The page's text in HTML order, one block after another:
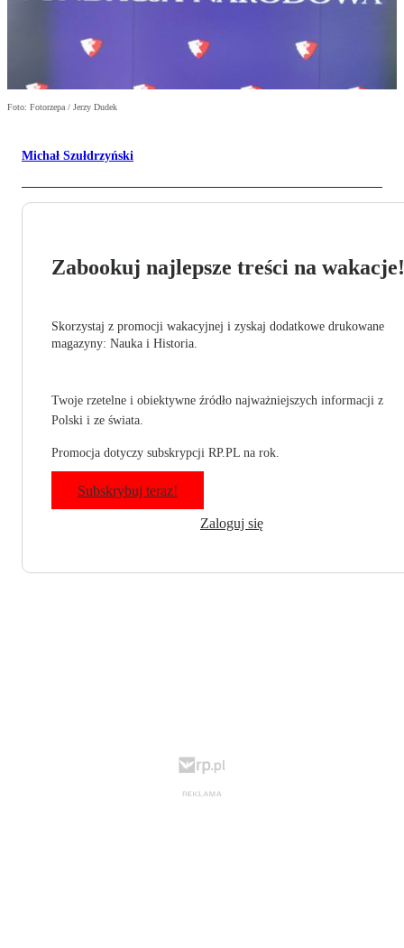
Foto: Fotorzepa / Jerzy Dudek
Michał Szułdrzyński
Zabookuj najlepsze treści na wakacje!
Skorzystaj z promocji wakacyjnej i zyskaj dodatkowe drukowane
magazyny: Nauka i Historia.
Twoje rzetelne i obiektywne źródło najważniejszych informacji z
Polski i ze świata.
Promocja dotyczy subskrypcji RP.PL na rok.
Subskrybuj teraz!
Zaloguj się